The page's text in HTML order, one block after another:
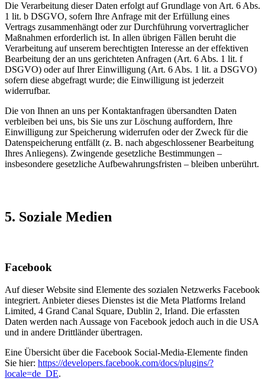
Die Verarbeitung dieser Daten erfolgt auf Grundlage von Art. 6 Abs.
1 lit. b DSGVO, sofern Ihre Anfrage mit der Erfüllung eines
Vertrags zusammenhängt oder zur Durchführung vorvertraglicher
Maßnahmen erforderlich ist. In allen übrigen Fällen beruht die
Verarbeitung auf unserem berechtigten Interesse an der effektiven
Bearbeitung der an uns gerichteten Anfragen (Art. 6 Abs. 1 lit. f
DSGVO) oder auf Ihrer Einwilligung (Art. 6 Abs. 1 lit. a DSGVO)
sofern diese abgefragt wurde; die Einwilligung ist jederzeit
widerrufbar.
Die von Ihnen an uns per Kontaktanfragen übersandten Daten
verbleiben bei uns, bis Sie uns zur Löschung auffordern, Ihre
Einwilligung zur Speicherung widerrufen oder der Zweck für die
Datenspeicherung entfällt (z. B. nach abgeschlossener Bearbeitung
Ihres Anliegens). Zwingende gesetzliche Bestimmungen –
insbesondere gesetzliche Aufbewahrungsfristen – bleiben unberührt.
5. Soziale Medien
Facebook
Auf dieser Website sind Elemente des sozialen Netzwerks Facebook
integriert. Anbieter dieses Dienstes ist die Meta Platforms Ireland
Limited, 4 Grand Canal Square, Dublin 2, Irland. Die erfassten
Daten werden nach Aussage von Facebook jedoch auch in die USA
und in andere Drittländer übertragen.
Eine Übersicht über die Facebook Social-Media-Elemente finden
Sie hier: https://developers.facebook.com/docs/plugins/?
locale=de_DE.